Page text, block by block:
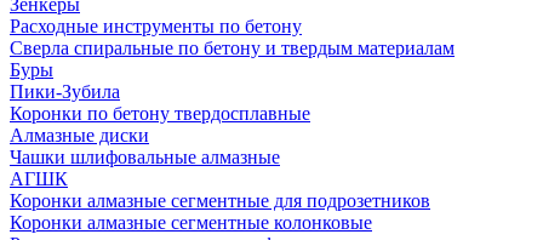
Зенкеры
Расходные инструменты по бетону
Сверла спиральные по бетону и твердым материалам
Буры
Пики-Зубила
Коронки по бетону твердосплавные
Алмазные диски
Чашки шлифовальные алмазные
АГШК
Коронки алмазные сегментные для подрозетников
Коронки алмазные сегментные колонковые